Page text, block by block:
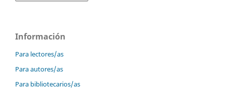
Información
Para lectores/as
Para autores/as
Para bibliotecarios/as